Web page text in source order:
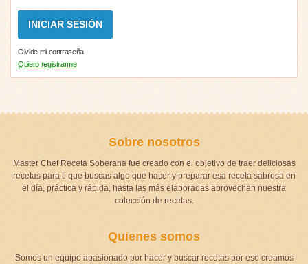
Olvide mi contraseña
Quiero registrarme
Sobre nosotros
Master Chef Receta Soberana fue creado con el objetivo de traer deliciosas
recetas para ti que buscas algo que hacer y preparar esa receta sabrosa en
el día, práctica y rápida, hasta las más elaboradas aprovechan nuestra
colección de recetas.
Quienes somos
Somos un equipo apasionado por hacer y buscar recetas por eso creamos